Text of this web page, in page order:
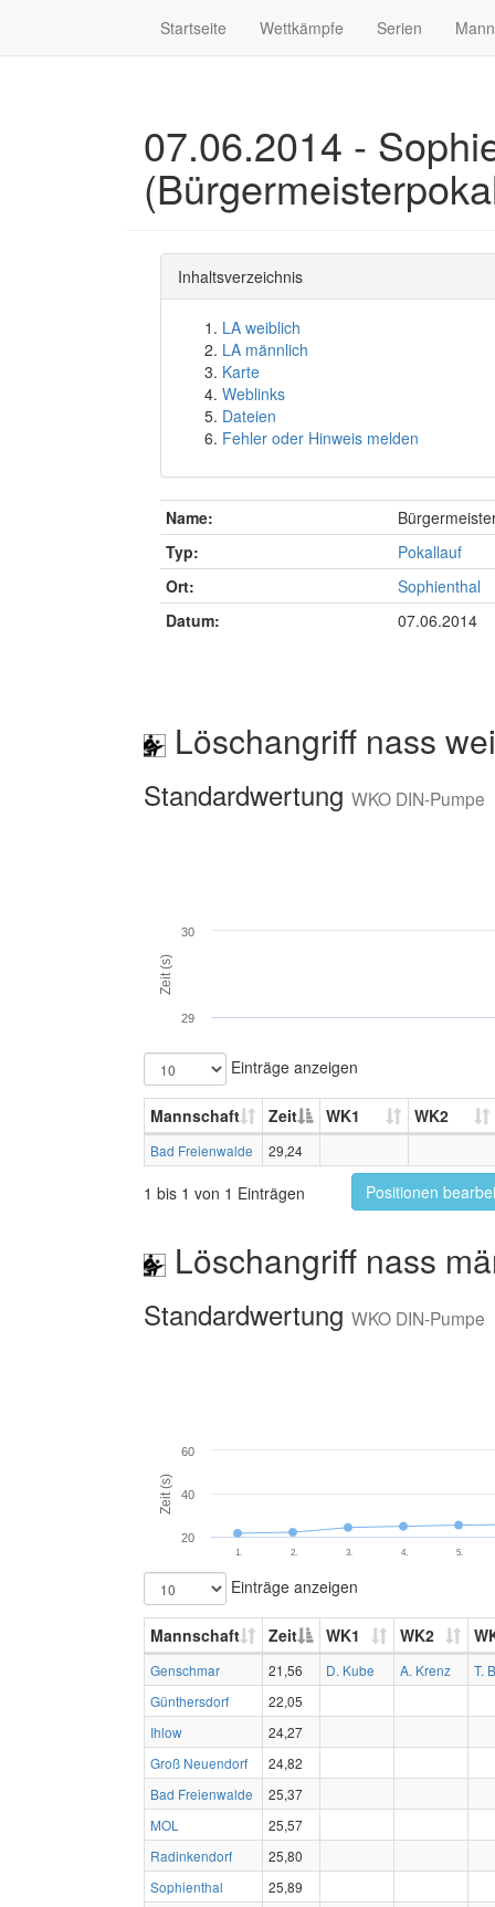
Startseite Wettkämpfe Serien
07.06.2014 -
Inhaltsverzeichnis
LA weiblich
LA männlich
Karte
Weblinks
Dateien
Fehler oder Hinweis melden
Name:
Typ:
Pokallauf
Ort:
Sophienthal
Datum:
07.06.2014
Löschangriff nass
Standardwertung WKO DIN-Pumpe
Zeit (s)
29
30
Einträge anzeigen
Mannschaft Zeit WK1 WK2
Bad Freienwalde 29,24
1 bis 1 von 1 Einträgen Positionen
Löschangriff nass
Standardwertung WKO DIN-Pumpe
Zeit (s)
1. 2. 3. 4. 5.
20
40
60
Einträge anzeigen
Mannschaft Zeit WK1 WK2
Genschmar 21,56 D. Kube A. Krenz
T.
Günthersdorf
22,05
Ihlow
24,27
Groß Neuendorf
24,82
Bad Freienwalde
25,37
MOL
25,57
Radinkendorf
25,80
Sophienthal
25,89